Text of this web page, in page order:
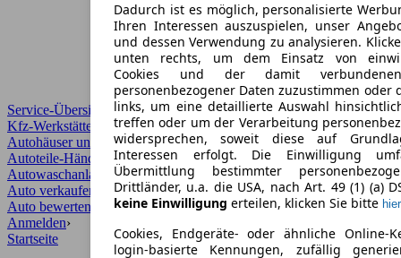
Service-Übersicht
Kfz-Werkstätten
Autohäuser und Händler
Autoteile-Händler
Autowaschanlagen
Auto verkaufen
Auto bewerten
Anmelden›
Dadurch ist es möglich, personalisierte
Ihren Interessen auszuspielen, unser
und dessen Verwendung zu analysieren.
unten rechts, um dem Einsatz von
Cookies und der damit
personenbezogener Daten zuzustimmen oder
links, um eine detaillierte Auswahl
treffen oder um der Verarbeitung
widersprechen, soweit diese auf
Interessen erfolgt. Die Einwilligung
Übermittlung bestimmter
Drittländer, u.a. die USA, nach Art. 49 (1) (a)
keine Einwilligung erteilen, klicken Sie bitte hier
Cookies, Endgeräte- oder ähnliche Online-
login-basierte Kennungen, zufällig
Startseite